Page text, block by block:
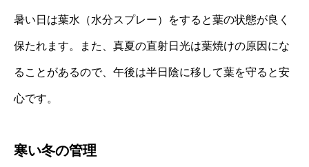
暑い日は葉水（水分スプレー）をすると葉の状態が良く
保たれます。また、真夏の直射日光は葉焼けの原因にな
ることがあるので、午後は半日陰に移して葉を守ると安
心です。
寒い冬の管理